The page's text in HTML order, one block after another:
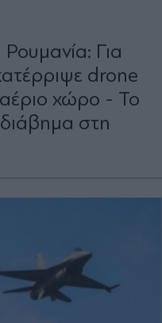
Για
drone
χώρο - Το
διάβημα στη